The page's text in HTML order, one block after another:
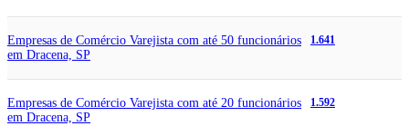
Empresas de Comércio Varejista com até 50 funcionários
em Dracena, SP
1.641
Empresas de Comércio Varejista com até 20 funcionários
em Dracena, SP
1.592